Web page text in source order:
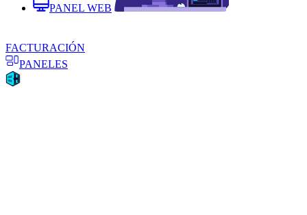
PANEL WEB
FACTURACIÓN
PANELES